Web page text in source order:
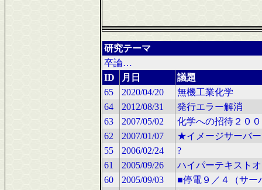
研究テーマ
卒論…
ID
月日
議題
65
2020/04/20
無機工業化学
64
2012/08/31
発行エラー解消
63
2007/05/02
化学への招待２０
62
2007/01/07
★イメージサーバー
55
2006/02/24
?
61
2005/09/26
ハイパーテキスト
60
2005/09/03
■停電９／４（サー